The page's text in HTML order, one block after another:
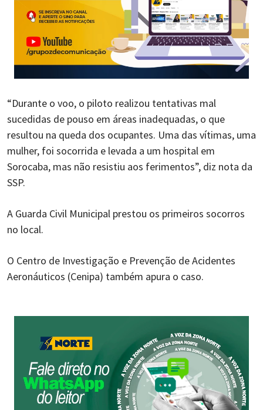
“Durante o voo, o piloto realizou tentativas mal
sucedidas de pouso em áreas inadequadas, o que
resultou na queda dos ocupantes. Uma das vítimas, uma
mulher, foi socorrida e levada a um hospital em
Sorocaba, mas não resistiu aos ferimentos”, diz nota da
SSP.
A Guarda Civil Municipal prestou os primeiros socorros
no local.
O Centro de Investigação e Prevenção de Acidentes
Aeronáuticos (Cenipa) também apura o caso.